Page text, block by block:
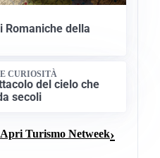
Romaniche della
CURIOSITÀ
del cielo che
secoli
Apri Turismo Netweek